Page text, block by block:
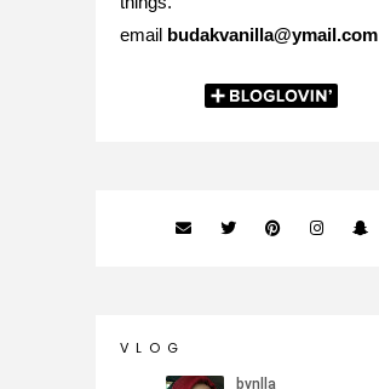
email budakvanilla@ymail.com
V L O G